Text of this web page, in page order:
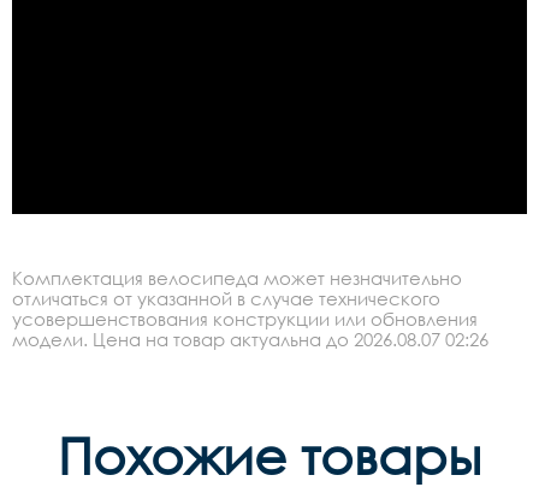
Комплектация велосипеда может незначительно
отличаться от указанной в случае технического
усовершенствования конструкции или обновления
модели. Цена на товар актуальна до 2026.08.07 02:26
Похожие товары